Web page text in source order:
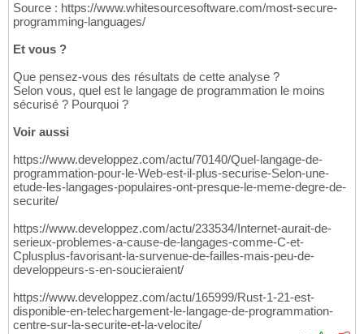
Source : https://www.whitesourcesoftware.com/most-secure-
programming-languages/
Et vous ?
Que pensez-vous des résultats de cette analyse ?
Selon vous, quel est le langage de programmation le moins
sécurisé ? Pourquoi ?
Voir aussi
https://www.developpez.com/actu/70140/Quel-langage-de-
programmation-pour-le-Web-est-il-plus-securise-Selon-une-
etude-les-langages-populaires-ont-presque-le-meme-degre-de-
securite/
https://www.developpez.com/actu/233534/Internet-aurait-de-
serieux-problemes-a-cause-de-langages-comme-C-et-
Cplusplus-favorisant-la-survenue-de-failles-mais-peu-de-
developpeurs-s-en-soucieraient/
https://www.developpez.com/actu/165999/Rust-1-21-est-
disponible-en-telechargement-le-langage-de-programmation-
centre-sur-la-securite-et-la-velocite/